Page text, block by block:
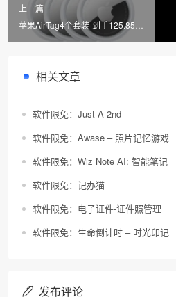
上一篇
苹果AirTag4个套装-到手125.85
相关文章
软件限免：Just A 2nd
软件限免：Awase – 照片记忆游戏
软件限免：Wiz Note AI: 智能笔记
软件限免：记办猫
软件限免：电子证件-证件照管理
软件限免：生命倒计时 – 时光印记
发布评论